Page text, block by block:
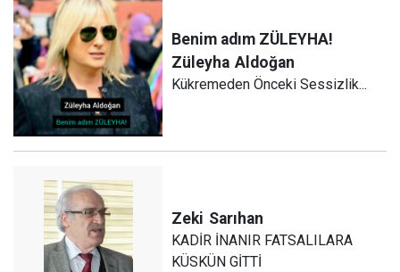
Benim adım ZÜLEYHA!
Züleyha Aldoğan
Kükremeden Önceki Sessizlik...
Zeki Sarıhan
KADİR İNANIR FATSALILARA
KÜSKÜN GİTTİ